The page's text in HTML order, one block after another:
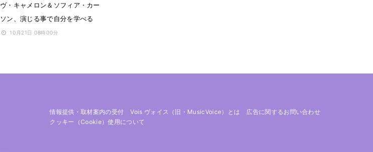
ヴ・キャメロン＆ソフィア・カー
ソン、演じる事で自分を学べる
10月21日 08時00分
情報提供・取材案内の受付 Vois ヴォイス（旧・MusicVoice）とは
広告に関するお問い合わせ
クッキー（cookie）使用について